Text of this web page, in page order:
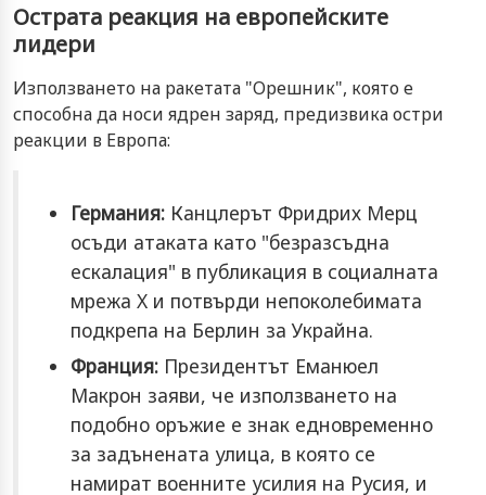
Острата реакция на европейските
лидери
Използването на ракетата "Орешник", която е
способна да носи ядрен заряд, предизвика остри
реакции в Европа:
Германия: Канцлерът Фридрих Мерц
осъди атаката като "безразсъдна
ескалация" в публикация в социалната
мрежа X и потвърди непоколебимата
подкрепа на Берлин за Украйна.
Франция: Президентът Еманюел
Макрон заяви, че използването на
подобно оръжие е знак едновременно
за задънената улица, в която се
намират военните усилия на Русия, и